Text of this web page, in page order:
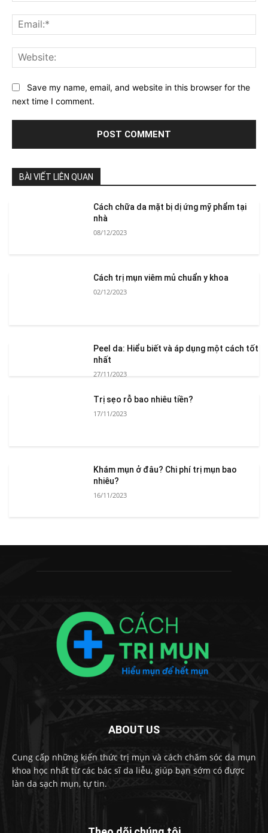
Save my name, email, and website in this browser for the
next time I comment.
BÀI VIẾT LIÊN QUAN
Cách chữa da mặt bị dị ứng mỹ phẩm tại
nhà
08/12/2023
Cách trị mụn viêm mủ chuẩn y khoa
02/12/2023
Peel da: Hiểu biết và áp dụng một cách tốt
nhất
27/11/2023
Trị sẹo rỗ bao nhiêu tiền?
17/11/2023
Khám mụn ở đâu? Chi phí trị mụn bao
nhiêu?
16/11/2023
ABOUT US
Cung cấp những kiến thức trị mụn và cách chăm sóc da mụn
khoa học nhất từ các bác sĩ da liễu, giúp bạn sớm có được
làn da sạch mụn, tự tin.